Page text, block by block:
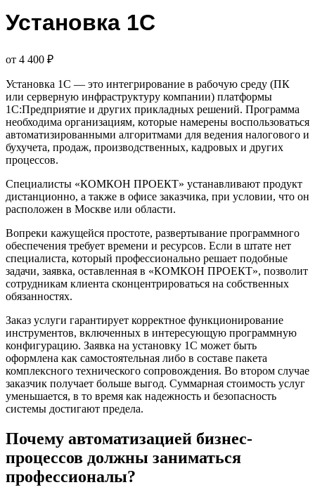
Установка 1С
от 4 400 ₽
Установка 1С — это интегрирование в рабочую среду (ПК
или серверную инфраструктуру компании) платформы
1С:Предприятие и других прикладных решений. Программа
необходима организациям, которые намерены воспользоваться
автоматизированными алгоритмами для ведения налогового и
бухучета, продаж, производственных, кадровых и других
процессов.
Специалисты «КОМКОН ПРОЕКТ» устанавливают продукт
дистанционно, а также в офисе заказчика, при условии, что он
расположен в Москве или области.
Вопреки кажущейся простоте, развертывание программного
обеспечения требует времени и ресурсов. Если в штате нет
специалиста, который профессионально решает подобные
задачи, заявка, оставленная в «КОМКОН ПРОЕКТ», позволит
сотрудникам клиента сконцентрироваться на собственных
обязанностях.
Заказ услуги гарантирует корректное функционирование
инструментов, включенных в интересующую программную
конфигурацию. Заявка на установку 1С может быть
оформлена как самостоятельная либо в составе пакета
комплексного технического сопровождения. Во втором случае
заказчик получает больше выгод. Суммарная стоимость услуг
уменьшается, в то время как надежность и безопасность
системы достигают предела.
Почему автоматизацией бизнес-
процессов должны заниматься
профессионалы?